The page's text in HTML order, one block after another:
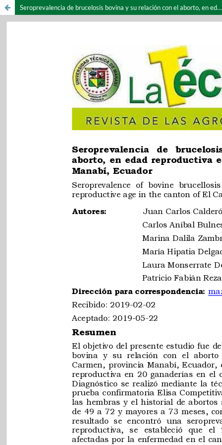
Seroprevalencia de brucelosis bovina y su relación con el aborto, en edad reproductiva en el cantón El Carmen, provincia Manabí, Ecuador.